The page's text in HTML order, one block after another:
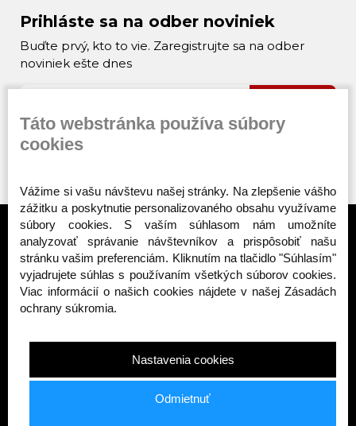
Prihláste sa na odber noviniek
Buďte prvý, kto to vie. Zaregistrujte sa na odber
noviniek ešte dnes
TOP KATEGÓRIE
Octagon - Deti
Octagon - Muži
Táto webstránka používa súbory
cookies
Vážime si vašu návštevu našej stránky. Na zlepšenie vášho
zážitku a poskytnutie personalizovaného obsahu využívame
súbory cookies. S vaším súhlasom nám umožníte
analyzovať správanie návštevníkov a prispôsobiť našu
stránku vašim preferenciám. Kliknutím na tlačidlo "Súhlasím"
vyjadrujete súhlas s používaním všetkých súborov cookies.
Viac informácií o našich cookies nájdete v našej Zásadách
ochrany súkromia.
Nastavenia cookies
Odmietnuť